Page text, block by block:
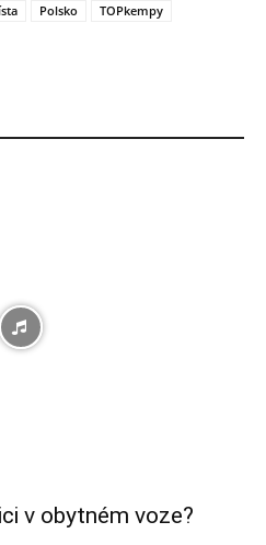
Polsko TOPkempy
v obytném voze?